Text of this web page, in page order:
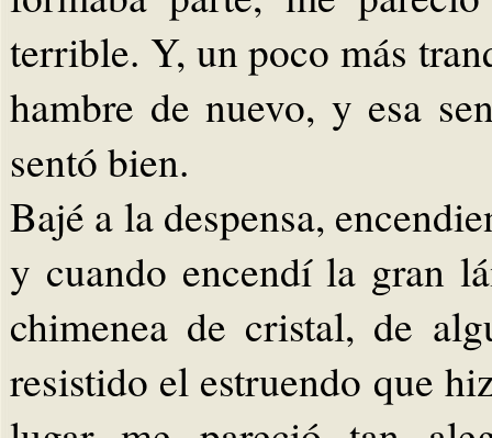
terrible. Y, un poco más
hambre de nuevo, y esa
sentó bien.
Bajé a la despensa,
y cuando encendí la gran
chimenea de cristal, de
resistido el estruendo que